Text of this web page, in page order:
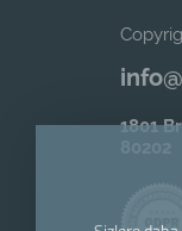
1801